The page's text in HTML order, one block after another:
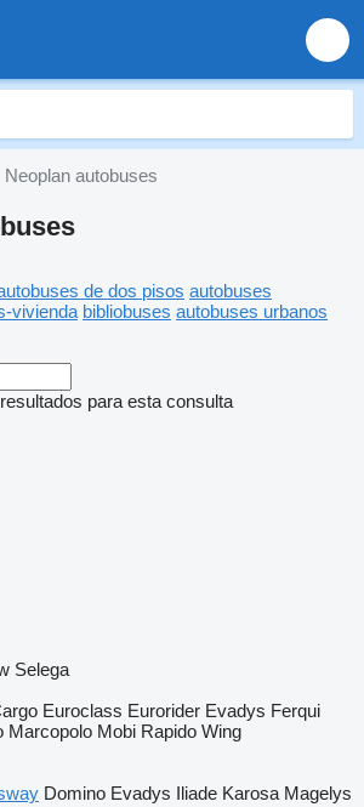
Neoplan autobuses
de dos pisos autobuses
vivienda bibliobuses autobuses urbanos
para esta consulta
Selega
Euroclass Eurorider Evadys Ferqui
Marcopolo Mobi Rapido Wing
Domino Evadys Iliade Karosa Magelys